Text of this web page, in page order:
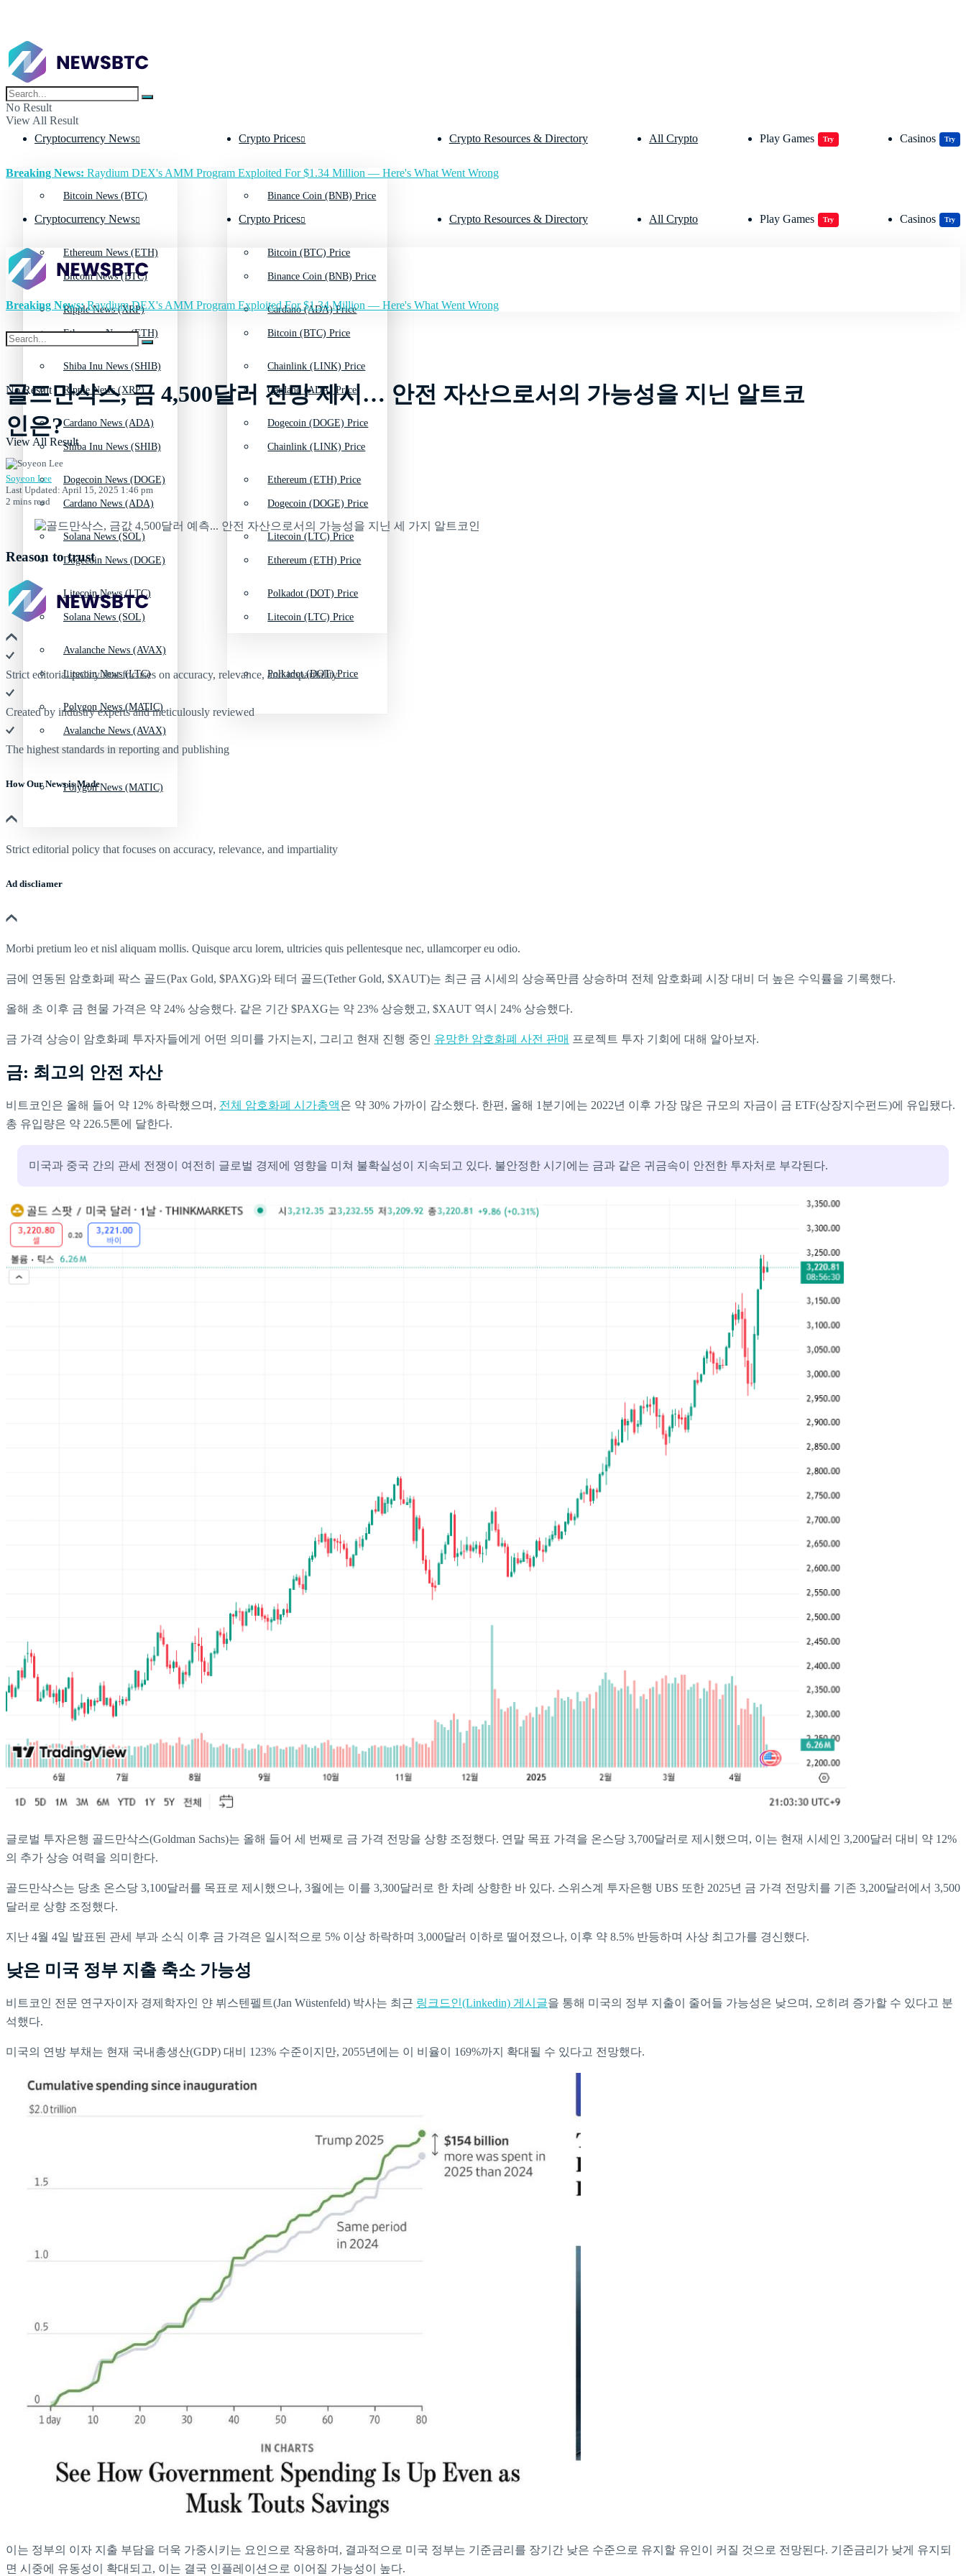
No Result
View All Result
Cryptocurrency News
Bitcoin News (BTC)
Ethereum News (ETH)
Ripple News (XRP)
Shiba Inu News (SHIB)
Cardano News (ADA)
Dogecoin News (DOGE)
Solana News (SOL)
Litecoin News (LTC)
Avalanche News (AVAX)
Polygon News (MATIC)
Crypto Prices
Binance Coin (BNB) Price
Bitcoin (BTC) Price
Cardano (ADA) Price
Chainlink (LINK) Price
Dogecoin (DOGE) Price
Ethereum (ETH) Price
Litecoin (LTC) Price
Polkadot (DOT) Price
Crypto Resources & Directory All Crypto Play Games Try Casinos Try
Breaking News: Raydium DEX's AMM Program Exploited For $1.34 Million — Here's What Went Wrong
Cryptocurrency News
Bitcoin News (BTC)
Ethereum News (ETH)
Ripple News (XRP)
Shiba Inu News (SHIB)
Cardano News (ADA)
Dogecoin News (DOGE)
Solana News (SOL)
Litecoin News (LTC)
Avalanche News (AVAX)
Polygon News (MATIC)
Crypto Prices
Binance Coin (BNB) Price
Bitcoin (BTC) Price
Cardano (ADA) Price
Chainlink (LINK) Price
Dogecoin (DOGE) Price
Ethereum (ETH) Price
Litecoin (LTC) Price
Polkadot (DOT) Price
Crypto Resources & Directory All Crypto Play Games Try Casinos Try
No Result
View All Result
Breaking News:Raydium DEX's AMM Program Exploited For $1.34 Million — Here's What Went Wrong
골드만삭스, 금 4,500달러 전망 제시… 안전 자산으로서의 가능성을 지닌 알트코
인은?
Soyeon Lee
Last Updated: April 15, 2025 1:46 pm
2 mins read
Reason to trust
Strict editorial policy that focuses on accuracy, relevance, and impartiality
Created by industry experts and meticulously reviewed
The highest standards in reporting and publishing
How Our News is Made
Strict editorial policy that focuses on accuracy, relevance, and impartiality
Ad discliamer
Morbi pretium leo et nisl aliquam mollis. Quisque arcu lorem, ultricies quis pellentesque nec, ullamcorper eu odio.
금에 연동된 암호화폐 팍스 골드(Pax Gold, $PAXG)와 테더 골드(Tether Gold, $XAUT)는 최근 금 시세의 상승폭만큼 상승하며 전체 암호화폐 시장 대비 더 높은 수익률을 기록했다.
올해 초 이후 금 현물 가격은 약 24% 상승했다. 같은 기간 $PAXG는 약 23% 상승했고, $XAUT 역시 24% 상승했다.
금 가격 상승이 암호화폐 투자자들에게 어떤 의미를 가지는지, 그리고 현재 진행 중인 유망한 암호화폐 사전 판매 프로젝트 투자 기회에 대해 알아보자.
금: 최고의 안전 자산
비트코인은 올해 들어 약 12% 하락했으며, 전체 암호화폐 시가총액은 약 30% 가까이 감소했다. 한편, 올해 1분기에는 2022년 이후 가장 많은 규모의 자금이 금 ETF(상장지수펀드)에 유입됐다.
총 유입량은 약 226.5톤에 달한다.
미국과 중국 간의 관세 전쟁이 여전히 글로벌 경제에 영향을 미쳐 불확실성이 지속되고 있다. 불안정한 시기에는 금과 같은 귀금속이 안전한 투자처로 부각된다.
글로벌 투자은행 골드만삭스(Goldman Sachs)는 올해 들어 세 번째로 금 가격 전망을 상향 조정했다. 연말 목표 가격을 온스당 3,700달러로 제시했으며, 이는 현재 시세인 3,200달러 대비 약 12%
의 추가 상승 여력을 의미한다.
골드만삭스는 당초 온스당 3,100달러를 목표로 제시했으나, 3월에는 이를 3,300달러로 한 차례 상향한 바 있다. 스위스계 투자은행 UBS 또한 2025년 금 가격 전망치를 기존 3,200달러에서 3,500
달러로 상향 조정했다.
지난 4월 4일 발표된 관세 부과 소식 이후 금 가격은 일시적으로 5% 이상 하락하며 3,000달러 이하로 떨어졌으나, 이후 약 8.5% 반등하며 사상 최고가를 경신했다.
낮은 미국 정부 지출 축소 가능성
비트코인 전문 연구자이자 경제학자인 얀 뷔스텐펠트(Jan Wüstenfeld) 박사는 최근 링크드인(Linkedin) 게시글을 통해 미국의 정부 지출이 줄어들 가능성은 낮으며, 오히려 증가할 수 있다고 분
석했다.
미국의 연방 부채는 현재 국내총생산(GDP) 대비 123% 수준이지만, 2055년에는 이 비율이 169%까지 확대될 수 있다고 전망했다.
이는 정부의 이자 지출 부담을 더욱 가중시키는 요인으로 작용하며, 결과적으로 미국 정부는 기준금리를 장기간 낮은 수준으로 유지할 유인이 커질 것으로 전망된다. 기준금리가 낮게 유지되
면 시중에 유동성이 확대되고, 이는 결국 인플레이션으로 이어질 가능성이 높다.